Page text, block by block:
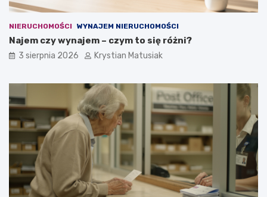
NIERUCHOMOŚCI WYNAJEM NIERUCHOMOŚCI
Najem czy wynajem – czym to się różni?
3 sierpnia 2026 Krystian Matusiak